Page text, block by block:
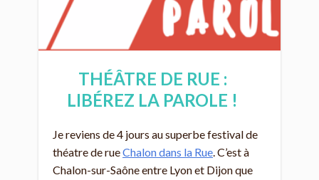
THÉÂTRE DE RUE :
LIBÉREZ LA PAROLE !
Je reviens de 4 jours au superbe festival de
théatre de rueChalon dans la Rue. C’est à
Chalon-sur-Saône entre Lyon et Dijon que